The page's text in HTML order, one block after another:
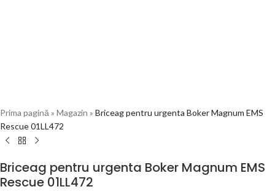
Prima pagină » Magazin » Briceag pentru urgenta Boker Magnum EMS
Rescue 01LL472
Briceag pentru urgenta Boker Magnum EMS
Rescue 01LL472